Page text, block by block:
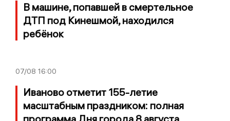
В машине, попавшей в смертельное
ДТП под Кинешмой, находился
ребёнок
07/08 16:00
Иваново отметит 155-летие
масштабным праздником: полная